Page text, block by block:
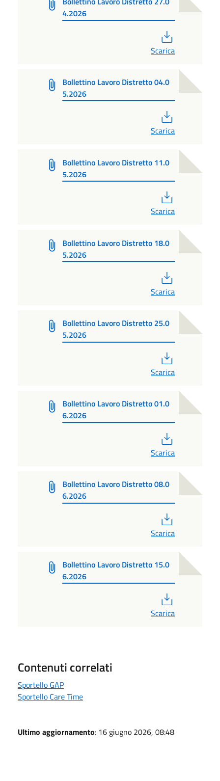
4.2026
Scarica
Bollettino Lavoro Distretto 04.0
5.2026
Scarica
Bollettino Lavoro Distretto 11.0
5.2026
Scarica
Bollettino Lavoro Distretto 18.0
5.2026
Scarica
Bollettino Lavoro Distretto 25.0
5.2026
Scarica
Bollettino Lavoro Distretto 01.0
6.2026
Scarica
Bollettino Lavoro Distretto 08.0
6.2026
Scarica
Bollettino Lavoro Distretto 15.0
6.2026
Scarica
Contenuti correlati
Sportello GAP
Sportello Care Time
Ultimo aggiornamento: 16 giugno 2026, 08:48